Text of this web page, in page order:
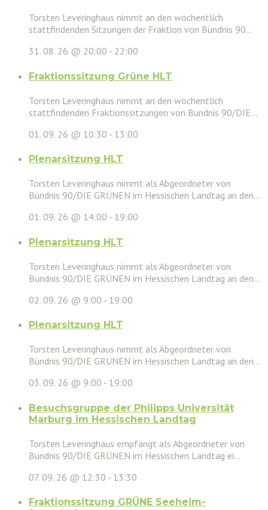
Torsten Leveringhaus nimmt an den wöchentlich
stattfindenden Sitzungen der Fraktion von Bündnis 90...
31. 08. 26 @ 20:00 - 22:00
Fraktionssitzung Grüne HLT
Torsten Leveringhaus nimmt an den wöchentlich
stattfindenden Fraktionssitzungen von Bündnis 90/DIE...
01. 09. 26 @ 10:30 - 13:00
Plenarsitzung HLT
Torsten Leveringhaus nimmt als Abgeordneter von
Bündnis 90/DIE GRÜNEN im Hessischen Landtag an den...
01. 09. 26 @ 14:00 - 19:00
Plenarsitzung HLT
Torsten Leveringhaus nimmt als Abgeordneter von
Bündnis 90/DIE GRÜNEN im Hessischen Landtag an den...
02. 09. 26 @ 9:00 - 19:00
Plenarsitzung HLT
Torsten Leveringhaus nimmt als Abgeordneter von
Bündnis 90/DIE GRÜNEN im Hessischen Landtag an den...
03. 09. 26 @ 9:00 - 19:00
Besuchsgruppe der Philipps Universität
Marburg im Hessischen Landtag
Torsten Leveringhaus empfängt als Abgeordneter von
Bündnis 90/DIE GRÜNEN im Hessischen Landtag ei...
07. 09. 26 @ 12:30 - 13:30
Fraktionssitzung GRÜNE Seeheim-